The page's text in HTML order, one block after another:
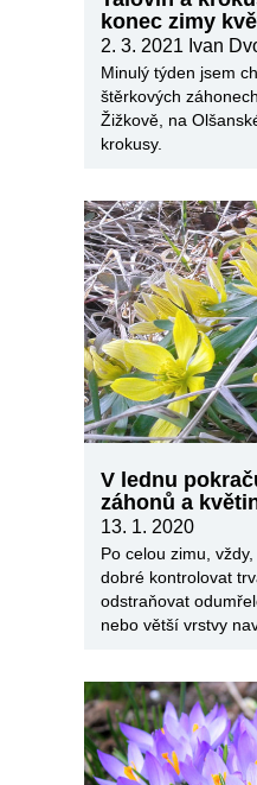
konec zimy
2. 3. 2021 Ivan
Minulý týden jsem
štěrkových
Žižkově, na
krokusy.
V lednu
záhonů a
13. 1. 2020
Po celou zimu,
dobré kontrolovat
odstraňovat
nebo větší vrstvy